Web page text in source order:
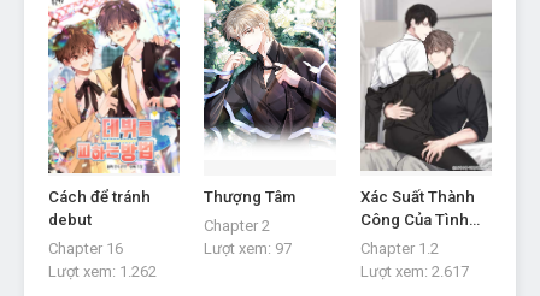
Tháng 10 1, 2022
Chapter 22
Tháng 10 1, 2022
Chapter 21
Tháng 10 1, 2022
Chapter 20
Chapter 19
Cách để tránh
debut
Chapter 16
Lượt xem: 1.262
Thượng Tâm
Chapter 2
Lượt xem: 97
Xác Suất Thành
Công Của Tình
Yêu Này Là Bao
Nhiêu?
Chapter 1.2
Lượt xem: 2.617